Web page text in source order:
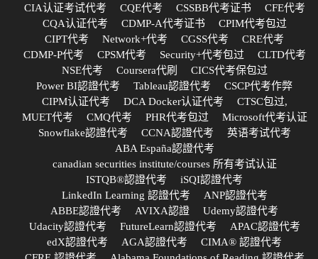
CIA认证考试代考
CQE代考 CSSBB代考证书
CFE代考
CQA认证代考
CDMP-A代考证书
CPIM代考包过
CIPT代考
Network+代考 CGSS代考
CRE代考
CDMP-P代考
CPSM代考 Security+代考包过
CLTD代考
NSE代考
Coursera代刷
CICS代考保包过
Power BI認證代考
Tableau認證代考
CSCP代考作弊
CIPM认证代考
DCA Docker认证代考
CTSC包过,
MUET代考
CMQ代考 PHR代考包过
Microsoft代考认证
Snowflake認證代考
CCNA認證代考
英语考试代考
ABA España認證代考
canadian securities institute/courses 所有考试认证
ISTQB®認證代考
iSQI認證代考
LinkedIn Learning 認證代考
ANP認證代考
ABBE認證代考
AVIXA認證
Udemy認證代考
Udacity認證代考
FutureLearn認證代考
APAC認證代考
edX認證代考
AGA認證代考
CIMA® 認證代考